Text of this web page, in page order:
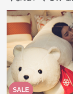
SALE